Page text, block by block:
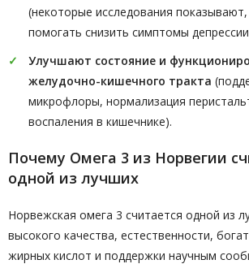
(некоторые исследования
помогать снизить симптомы
Улучшают состояние и
желудочно-кишечного тракта
микрофлоры, нормализация
воспаления в кишечнике).
Почему Омега 3 из Норвегии
одной из лучших
Норвежская омега 3 считается одной из
высокого качества, естественности,
жирных кислот и поддержки научным